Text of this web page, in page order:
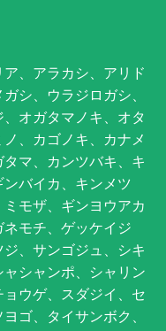
、アラカシ、アリド
シ、ウラジロガシ、
オガタマノキ、オタ
、カゴノキ、カナメ
マ、カンツバキ、キ
バイカ、キンメツ
モザ、ギンヨウアカ
モチ、ゲッケイジ
、サンゴジュ、シキ
シャンポ、シャリン
ウゲ、スダジイ、セ
ゴ、タイサンボク、